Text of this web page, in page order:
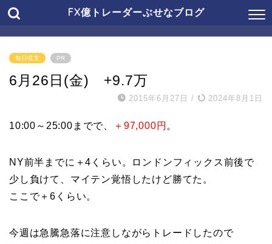
FX億トレーダーぶせなブログ
毎日収支 PR
6月26日(金) +9.7万
2015年6月27日 / 2024年8月1日
10:00～25:00までで、 ＋97,000円 。
NY前半までに＋4くらい。ロンドンフィックス前後で
少し負けて、マイテン覚悟したけど勝てた。
ここで＋6くらい。
今週は急騰急落に注意しながらトレードしたので